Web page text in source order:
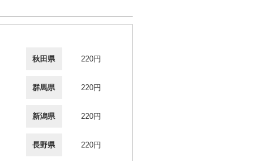
秋田県 220円
群馬県 220円
新潟県 220円
長野県 220円